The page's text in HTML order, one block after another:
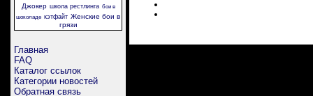
Джокер школа рестлинга бои в
шоколаде кэтфайт Женские бои в
грязи
Главная
FAQ
Каталог ссылок
Категории новостей
Обратная связь